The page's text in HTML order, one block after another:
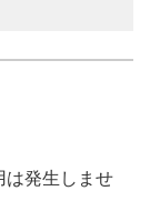
は発生しませ